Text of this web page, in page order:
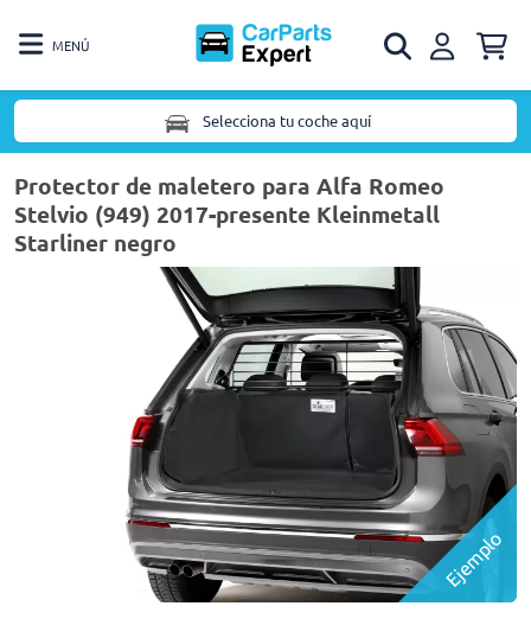
MENÚ
Selecciona tu coche aquí
Protector de maletero para Alfa Romeo
Stelvio (949) 2017-presente Kleinmetall
Starliner negro
Ejemplo